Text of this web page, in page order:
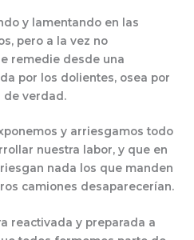
y lamentando en las
pero a la vez no
remedie desde una
por los dolientes, osea por
de verdad.
y arriesgamos todo
nuestra labor, y que en
nada los que manden
camiones desaparecerían.
reactivada y preparada a